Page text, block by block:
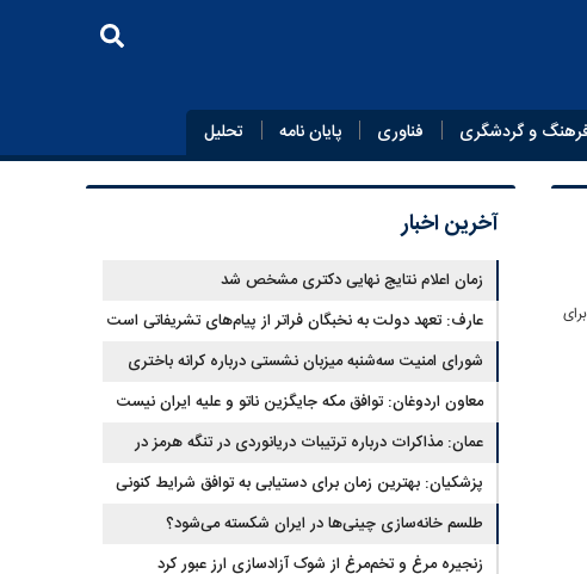
و گردشگری فناوری پایان‌ نامه تحلیل
آخرین اخبار
زمان اعلام نتایج نهایی دکتری مشخص شد
عارف: تعهد دولت به نخبگان فراتر از پیام‎‌های تشریفاتی است
شورای امنیت سه‌شنبه میزبان نشستی درباره کرانه باختری
معاون اردوغان: توافق مکه جایگزین ناتو و علیه ایران نیست
عمان: مذاکرات درباره ترتیبات دریانوردی در تنگه هرمز در
فضای مثبت جریان دارد
پزشکیان‌: بهترین زمان برای دستیابی به توافق شرایط کنونی
است
طلسم خانه‌سازی چینی‌ها در ایران شکسته می‌شود؟
زنجیره مرغ و تخم‌مرغ از شوک آزادسازی ارز عبور کرد